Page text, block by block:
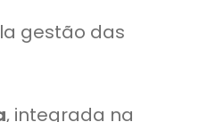
gestão das
, integrada na